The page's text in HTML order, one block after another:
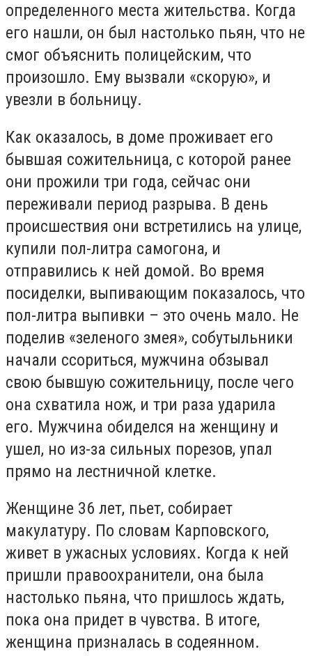
определенного места жительства. Когда
его нашли, он был настолько пьян, что не
смог объяснить полицейским, что
произошло. Ему вызвали «скорую», и
увезли в больницу.
Как оказалось, в доме проживает его
бывшая сожительница, с которой ранее
они прожили три года, сейчас они
переживали период разрыва. В день
происшествия они встретились на улице,
купили пол-литра самогона, и
отправились к ней домой. Во время
посиделки, выпивающим показалось, что
пол-литра выпивки – это очень мало. Не
поделив «зеленого змея», собутыльники
начали ссориться, мужчина обзывал
свою бывшую сожительницу, после чего
она схватила нож, и три раза ударила
его. Мужчина обиделся на женщину и
ушел, но из-за сильных порезов, упал
прямо на лестничной клетке.
Женщине 36 лет, пьет, собирает
макулатуру. По словам Карповского,
живет в ужасных условиях. Когда к ней
пришли правоохранители, она была
настолько пьяна, что пришлось ждать,
пока она придет в чувства. В итоге,
женщина призналась в содеянном.